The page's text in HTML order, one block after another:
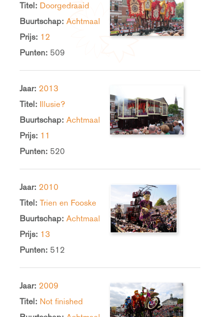
Titel: Doorgedraaid
Buurtschap: Achtmaal
Prijs: 12
Punten: 509
Jaar: 2013
Titel: Illusie?
Buurtschap: Achtmaal
Prijs: 11
Punten: 520
Jaar: 2010
Titel: Trien en Fooske
Buurtschap: Achtmaal
Prijs: 13
Punten: 512
Jaar: 2009
Titel: Not finished